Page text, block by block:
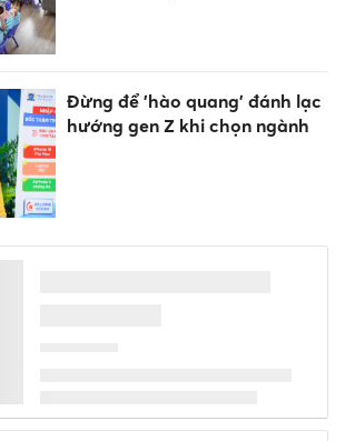
Đừng để 'hào quang' đánh lạc
hướng gen Z khi chọn ngành
Ưu tiên phát triển chung cư,